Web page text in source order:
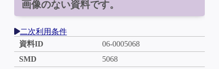
画像のない資料です。
二次利用条件
資料ID
06-0005068
SMD
5068